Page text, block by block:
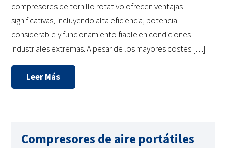
compresores de tornillo rotativo ofrecen ventajas
significativas, incluyendo alta eficiencia, potencia
considerable y funcionamiento fiable en condiciones
industriales extremas. A pesar de los mayores costes […]
Leer Más
Compresores de aire portátiles